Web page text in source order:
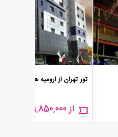
تور تهران از ارومیه هتل آساره
از 31,850,000 تومان